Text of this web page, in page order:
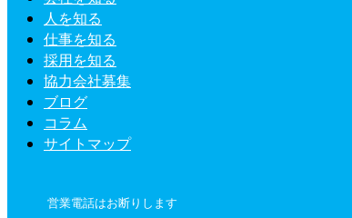
人を知る
仕事を知る
採用を知る
協力会社募集
ブログ
コラム
サイトマップ
営業電話はお断りします